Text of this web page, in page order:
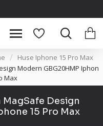
Huse Iphone 15 Pro Max
Modern GBG20HMP Iphon
Max
Design
15 Pro Max